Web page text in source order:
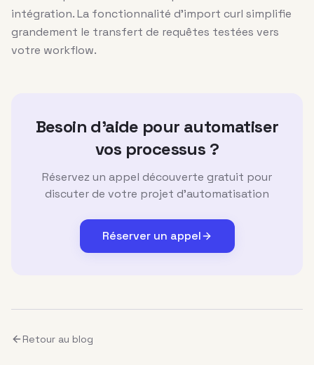
intégration. La fonctionnalité d’import curl simplifie
grandement le transfert de requêtes testées vers
votre workflow.
Besoin d'aide pour automatiser
vos processus ?
Réservez un appel découverte gratuit pour
discuter de votre projet d'automatisation
Réserver un appel
Retour au blog